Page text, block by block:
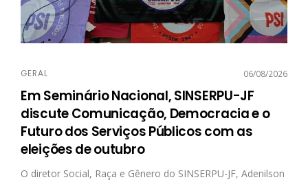
GERAL 06/08/2026
Em Seminário Nacional, SINSERPU-JF
discute Comunicação, Democracia e o
Futuro dos Serviços Públicos com as
eleições de outubro
O diretor Social, Raça e Gênero do SINSERPU-JF, Adenilson